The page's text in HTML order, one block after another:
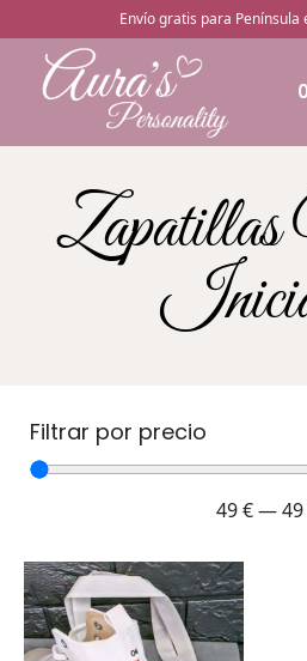
Envío gratis para Península
Filtrar por precio
49€—49